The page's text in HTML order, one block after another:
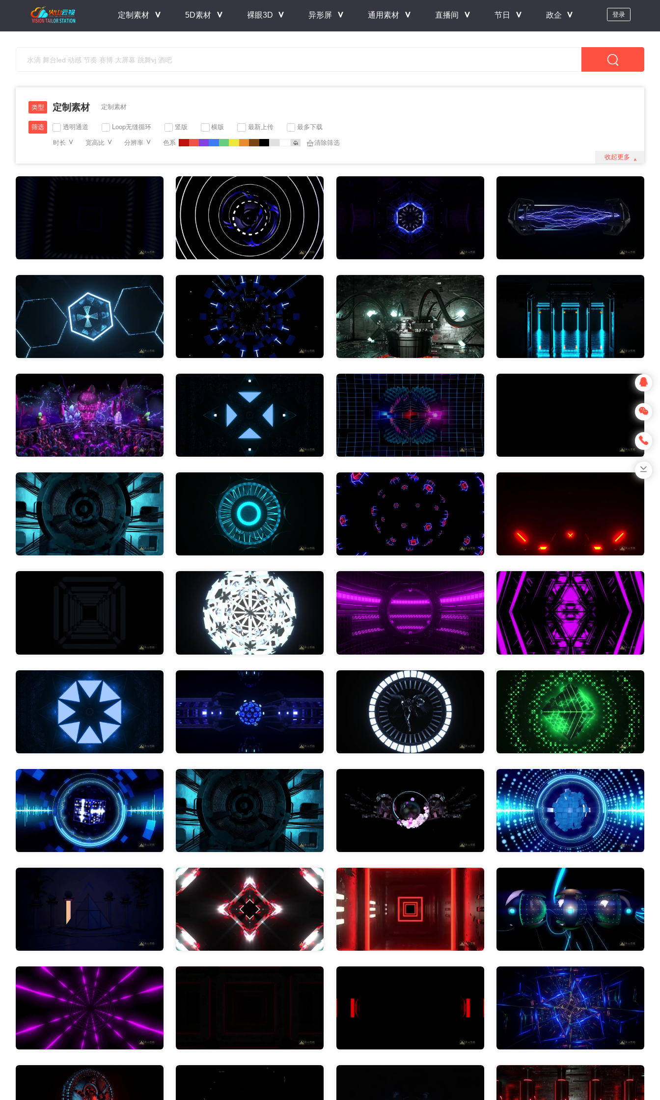
定制素材 ＾ 5D素材 ＾ 裸眼3D ＾ 异形屏 ＾ 通用素材 ＾ 直播间 ＾ 节日 ＾ 政企 ＾ 登录
类型 定制素材 定制素材
筛选 透明通道 Loop无缝循环 竖版 横版 最新上传 最多下载
时长 ＾ 宽高比 ＾ 分辨率 ＾ 色系
清除筛选
收起更多 ＾